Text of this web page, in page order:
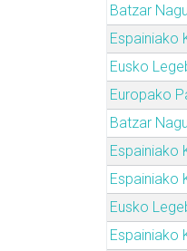
Batzar
Espainiako
Eusko
Europako
Batzar
Espainiako
Espainiako
Eusko
Espainiako